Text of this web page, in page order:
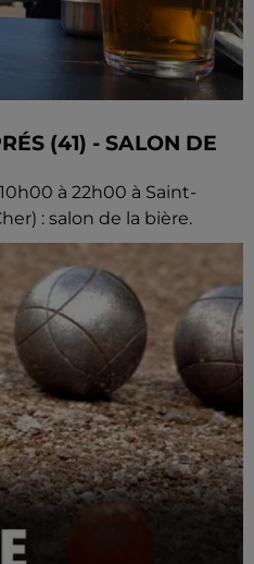
(41) - SALON DE
à 22h00 à Saint-
: salon de la bière.